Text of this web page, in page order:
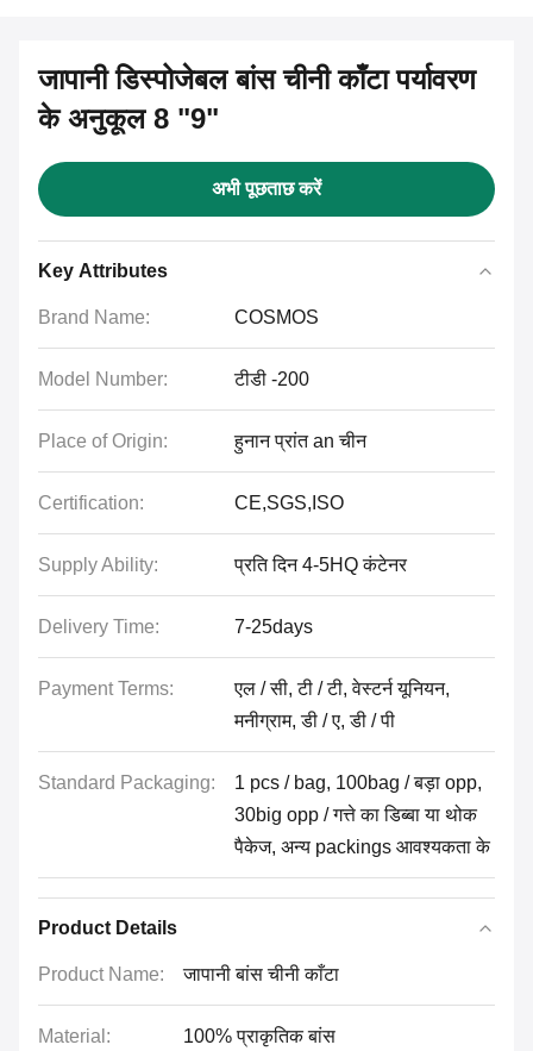
जापानी डिस्पोजेबल बांस चीनी काँटा पर्यावरण
के अनुकूल 8 "9"
अभी पूछताछ करें
Key Attributes
Brand Name: COSMOS
Model Number: टीडी -200
Place of Origin: हुनान प्रांत an चीन
Certification: CE,SGS,ISO
Supply Ability: प्रति दिन 4-5HQ कंटेनर
Delivery Time: 7-25days
Payment Terms:
एल / सी, टी / टी, वेस्टर्न यूनियन,
मनीग्राम, डी / ए, डी / पी
Standard Packaging:
1 pcs / bag, 100bag / बड़ा opp,
30big opp / गत्ते का डिब्बा या थोक
पैकेज, अन्य packings आवश्यकता के
Product Details
Product Name: जापानी बांस चीनी काँटा
Material: 100% प्राकृतिक बांस